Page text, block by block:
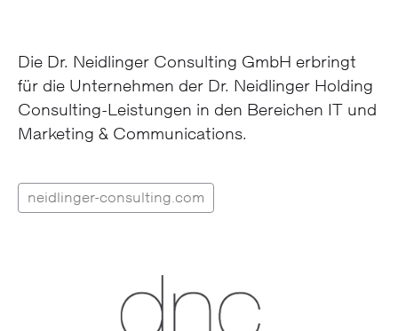
Die Dr. Neidlinger Consulting GmbH erbringt
für die Unter­nehmen der Dr. Neidlinger Holding
Consulting-Leistungen in den Bereichen IT und
Marketing & Communications.
neidlinger-consulting.com